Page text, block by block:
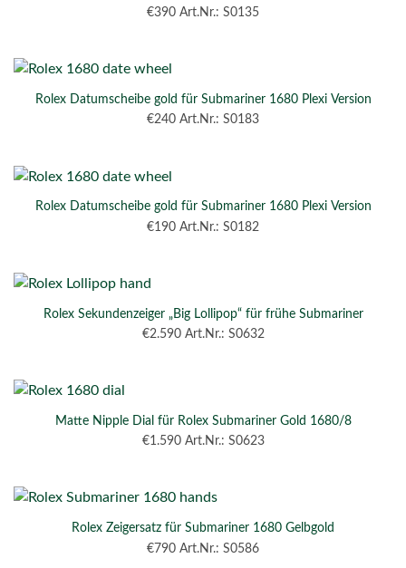
€390 Art.Nr.: S0135
Rolex Datumscheibe gold für Submariner 1680 Plexi Version
€240 Art.Nr.: S0183
Rolex Datumscheibe gold für Submariner 1680 Plexi Version
€190 Art.Nr.: S0182
Rolex Sekundenzeiger „Big Lollipop“ für frühe Submariner
€2.590Art.Nr.: S0632
Matte Nipple Dial für Rolex Submariner Gold 1680/8
€1.590Art.Nr.: S0623
Rolex Zeigersatz für Submariner 1680 Gelbgold
€790 Art.Nr.: S0586